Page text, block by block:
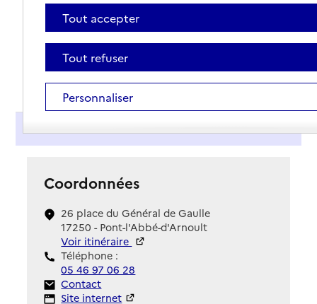
Coordonnées
26 place du Général de Gaulle
17250 - Pont-l'Abbé-d'Arnoult
Voir itinéraire
Téléphone :
05 46 97 06 28
Contact
Contact
Site Internet
Site internet
Tout accepter
Tout refuser
Personnaliser